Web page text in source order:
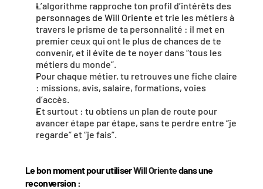
personnages de Will Oriente et trie les métiers à
travers le prisme de ta personnalité : il met en
premier ceux qui ont le plus de chances de te
convenir, et il évite de te noyer dans “tous les
métiers du monde”.
Pour chaque métier, tu retrouves une fiche claire
: missions, avis, salaire, formations, voies
d’accès.
Et surtout : tu obtiens un plan de route pour
avancer étape par étape, sans te perdre entre “je
regarde” et “je fais”.
Le bon moment pour utiliser Will Oriente dans une
reconversion :